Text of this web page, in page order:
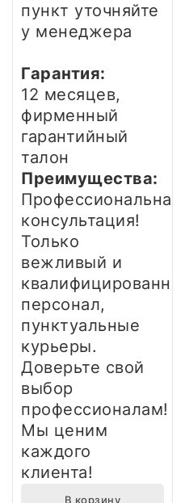
пункт уточняйте
у менеджера
Гарантия:
12 месяцев,
фирменный
гарантийный
талон
Преимущества:
Профессиональная
консультация!
Только
вежливый и
квалифицированный
персонал,
пунктуальные
курьеры.
Доверьте свой
выбор
профессионалам!
Мы ценим
каждого
клиента!
В корзину